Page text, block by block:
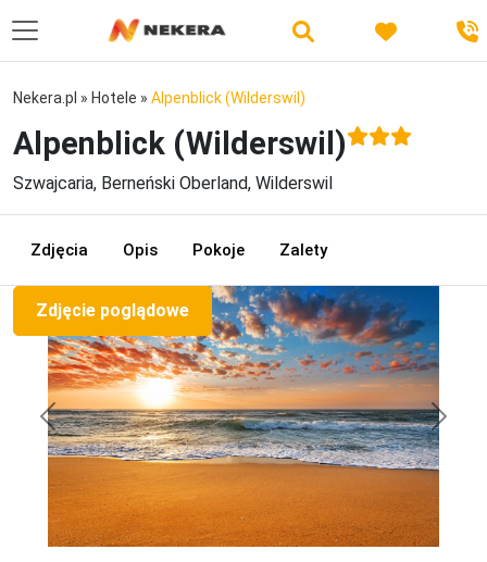
Nekera.pl » Hotele » Alpenblick (Wilderswil)
Alpenblick (Wilderswil)
Szwajcaria, Berneński Oberland, Wilderswil
Zdjęcia Opis Pokoje Zalety
Zdjęcie poglądowe
Previous Next